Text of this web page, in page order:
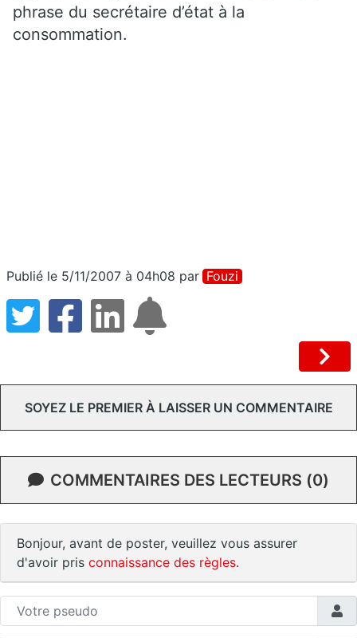
phrase du secrétaire d’état à la
consommation.
Publié le 5/11/2007 à 04h08 par Fouzi
SOYEZ LE PREMIER À LAISSER UN COMMENTAIRE
COMMENTAIRES DES LECTEURS (0)
Bonjour, avant de poster, veuillez vous assurer
d'avoir pris connaissance des règles.